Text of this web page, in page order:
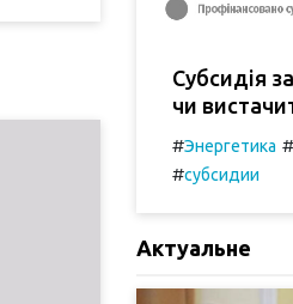
Субсидія
чи
#Энергетика #
#субсидии
Актуальне